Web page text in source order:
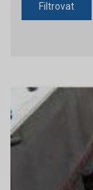
Filtrovat